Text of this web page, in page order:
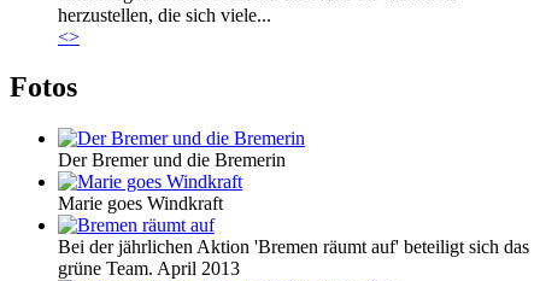
herzustellen, die sich viele...
<>
Fotos
Der Bremer und die Bremerin
Marie goes Windkraft
Bei der jährlichen Aktion 'Bremen räumt auf' beteiligt sich das
grüne Team. April 2013